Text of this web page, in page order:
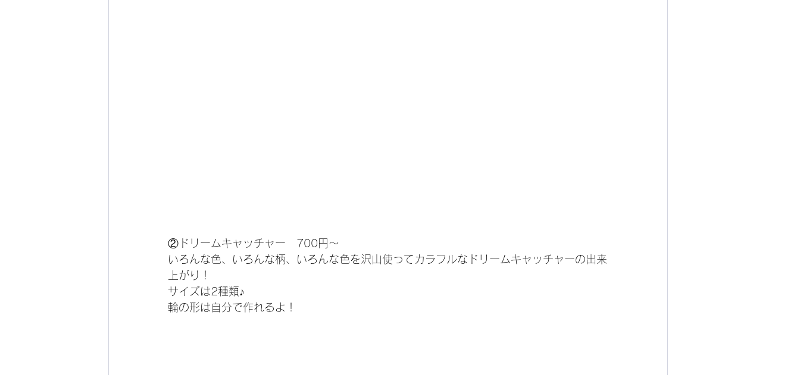
②ドリームキャッチャー　700円〜
いろんな色、いろんな柄、いろんな色を沢山使ってカラフルなドリームキャッチャーの出来
上がり！
サイズは2種類♪
輪の形は自分で作れるよ！